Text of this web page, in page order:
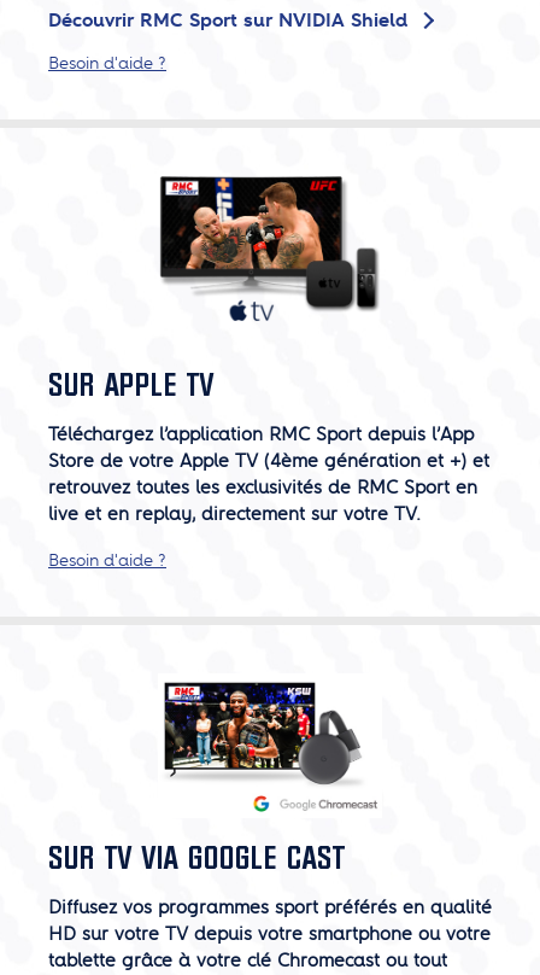
Découvrir RMC Sport sur NVIDIA Shield
Besoin d'aide ?
SUR APPLE TV
Téléchargez l’application RMC Sport depuis l’App
Store de votre Apple TV (4ème génération et +) et
retrouvez toutes les exclusivités de RMC Sport en
live et en replay, directement sur votre TV.
Besoin d'aide ?
SUR TV VIA GOOGLE CAST
Diffusez vos programmes sport préférés en qualité
HD sur votre TV depuis votre smartphone ou votre
tablette grâce à votre clé Chromecast ou tout